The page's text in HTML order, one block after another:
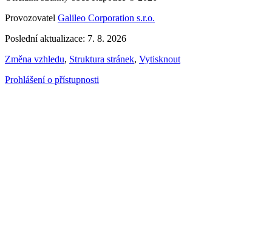
Provozovatel Galileo Corporation s.r.o.
Poslední aktualizace: 7. 8. 2026
Změna vzhledu, Struktura stránek, Vytisknout
Prohlášení o přístupnosti